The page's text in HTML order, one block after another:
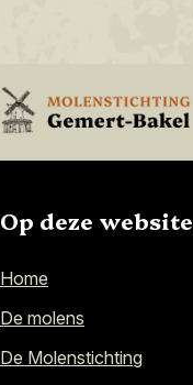
Op deze website
Home
De molens
De Molenstichting